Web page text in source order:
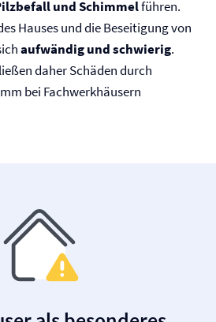
und Schimmelführen.
Hauses und die Beseitigung von
aufwändig und schwierig.
daher Schäden durch
bei Fachwerkhäusern